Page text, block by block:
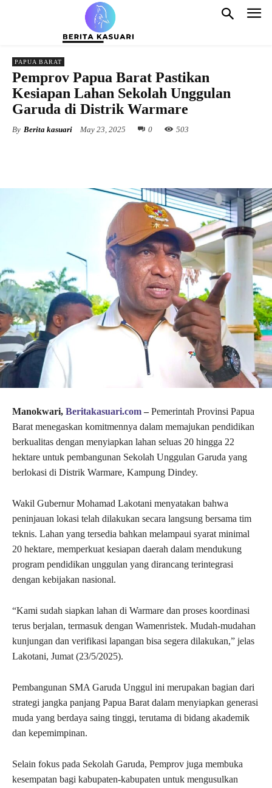
PAPUA BARAT
Pemprov Papua Barat Pastikan
Kesiapan Lahan Sekolah Unggulan
Garuda di Distrik Warmare
By Berita kasuari May 23, 2025 0 503
Manokwari, Beritakasuari.com–Pemerintah Provinsi Papua
Barat menegaskan komitmennya dalam memajukan pendidikan
berkualitas dengan menyiapkan lahan seluas 20 hingga 22
hektare untuk pembangunan Sekolah Unggulan Garuda yang
berlokasi di Distrik Warmare, Kampung Dindey.
Wakil Gubernur Mohamad Lakotani menyatakan bahwa
peninjauan lokasi telah dilakukan secara langsung bersama tim
teknis. Lahan yang tersedia bahkan melampaui syarat minimal
20 hektare, memperkuat kesiapan daerah dalam mendukung
program pendidikan unggulan yang dirancang terintegrasi
dengan kebijakan nasional.
“Kami sudah siapkan lahan di Warmare dan proses koordinasi
terus berjalan, termasuk dengan Wamenristek. Mudah-mudahan
kunjungan dan verifikasi lapangan bisa segera dilakukan,” jelas
Lakotani, Jumat (23/5/2025).
Pembangunan SMA Garuda Unggul ini merupakan bagian dari
strategi jangka panjang Papua Barat dalam menyiapkan generasi
muda yang berdaya saing tinggi, terutama di bidang akademik
dan kepemimpinan.
Selain fokus pada Sekolah Garuda, Pemprov juga membuka
kesempatan bagi kabupaten-kabupaten untuk mengusulkan